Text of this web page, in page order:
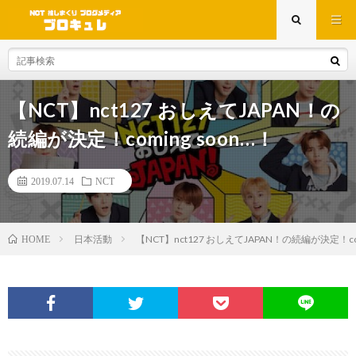
【NCT】nct127 おしえてJAPAN！の
続編が決定！coming soon…！
2019.07.14 NCT
HOME 日本活動 【NCT】nct127 おしえてJAPAN！の続編が決定！